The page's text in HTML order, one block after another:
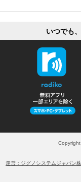
いつでも
Copyright
運営：ジグノシステムジャパン